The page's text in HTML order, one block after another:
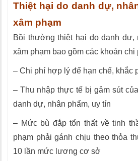
Thiệt hại do danh dự,
xâm phạm
Bồi thường thiệt hại do danh dự,
xâm phạm bao gồm các khoản chi
– Chi phí hợp lý để hạn chế, khắc
– Thu nhập thực tế bị gảm sút
danh dự, nhân phẩm, uy tín
– Mức bù đắp tổn thất về tinh
phạm phải gánh chịu theo thỏa
10 lần mức lương cơ sở